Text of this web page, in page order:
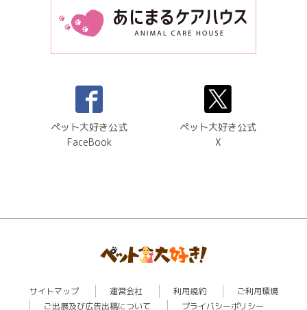
ペット大好き公式
FaceBook
ペット大好き公式
X
サイトマップ 運営会社 利用規約
ご利用環境
ご出展及び広告出稿について
プライバシーポリシー